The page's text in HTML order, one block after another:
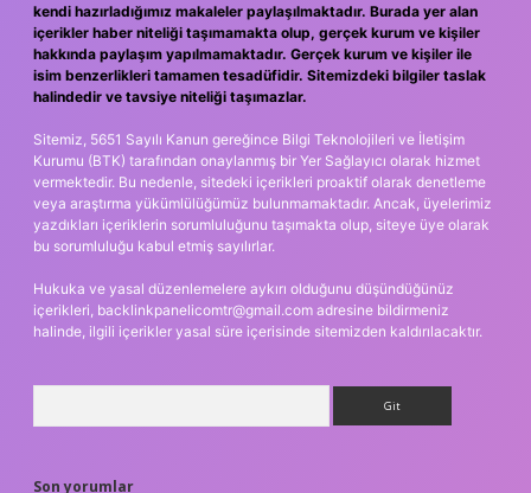
kendi hazırladığımız makaleler paylaşılmaktadır. Burada yer alan
içerikler haber niteliği taşımamakta olup, gerçek kurum ve kişiler
hakkında paylaşım yapılmamaktadır. Gerçek kurum ve kişiler ile
isim benzerlikleri tamamen tesadüfidir. Sitemizdeki bilgiler taslak
halindedir ve tavsiye niteliği taşımazlar.
Sitemiz, 5651 Sayılı Kanun gereğince Bilgi Teknolojileri ve İletişim
Kurumu (BTK) tarafından onaylanmış bir Yer Sağlayıcı olarak hizmet
vermektedir. Bu nedenle, sitedeki içerikleri proaktif olarak denetleme
veya araştırma yükümlülüğümüz bulunmamaktadır. Ancak, üyelerimiz
yazdıkları içeriklerin sorumluluğunu taşımakta olup, siteye üye olarak
bu sorumluluğu kabul etmiş sayılırlar.
Hukuka ve yasal düzenlemelere aykırı olduğunu düşündüğünüz
içerikleri, backlinkpanelicomtr@gmail.com adresine bildirmeniz
halinde, ilgili içerikler yasal süre içerisinde sitemizden kaldırılacaktır.
Son yorumlar